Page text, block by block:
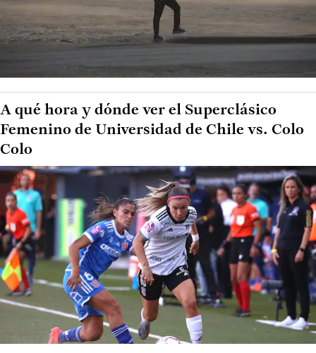
A qué hora y dónde ver el Superclásico
Femenino de Universidad de Chile vs. Colo
Colo